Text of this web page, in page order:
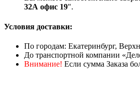
32А офис 19".
Условия доставки:
По городам: Екатеринбург,
До транспортной компании
Внимание! Если сумма Заказа